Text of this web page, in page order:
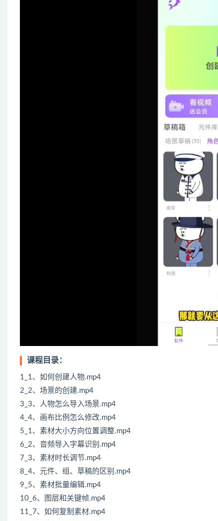
课程目录：
1_1、如何创建人物.mp4
2_2、场景的创建.mp4
3_3、人物怎么导入场景.mp4
4_4、画布比例怎么修改.mp4
5_1、素材大小方向位置调整.mp4
6_2、音频导入字幕识别.mp4
7_3、素材时长调节.mp4
8_4、元件、组、草稿的区别.mp4
9_5、素材批量编辑.mp4
10_6、图层和关键帧.mp4
11_7、如何复制素材.mp4